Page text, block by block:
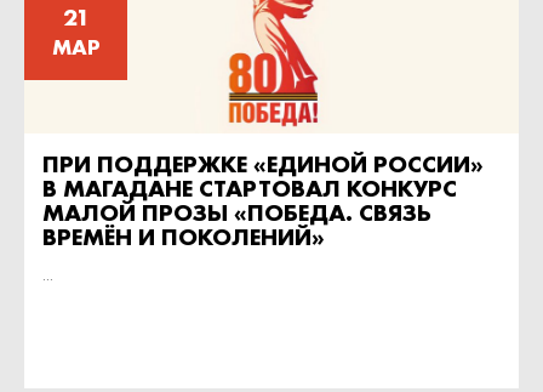
21
МАР
ПРИ ПОДДЕРЖКЕ «ЕДИНОЙ РОССИИ»
В МАГАДАНЕ СТАРТОВАЛ КОНКУРС
МАЛОЙ ПРОЗЫ «ПОБЕДА. СВЯЗЬ
ВРЕМЁН И ПОКОЛЕНИЙ»
...